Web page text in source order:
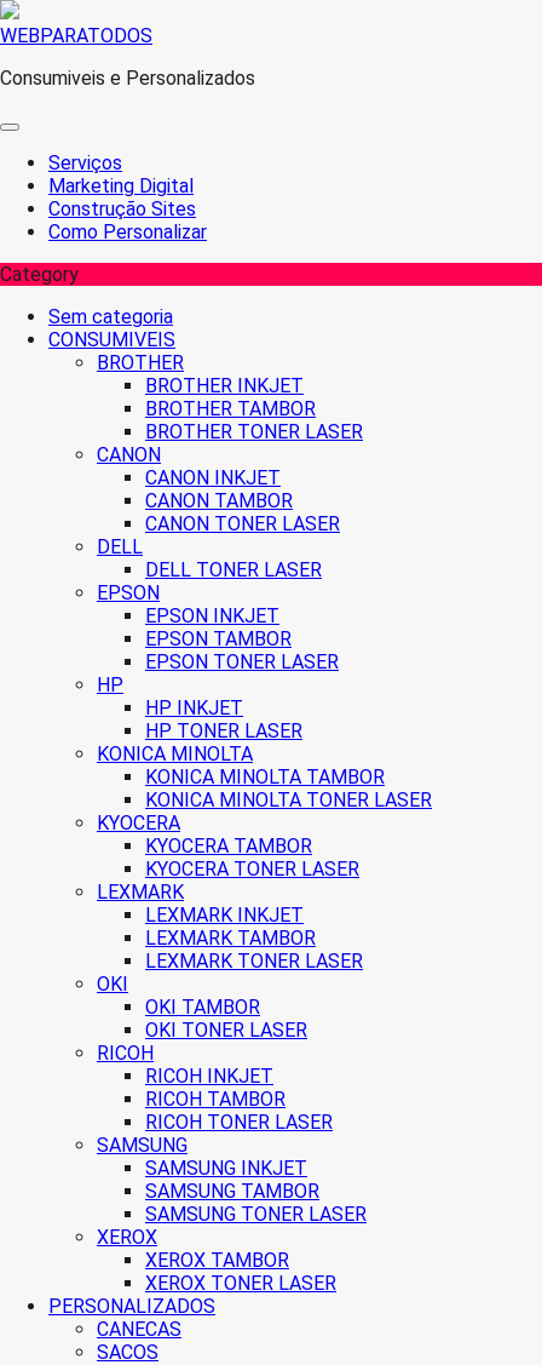
Skip
content
WEBPARATODOS
Consumiveis e Personalizados
Serviços
Marketing Digital
Construção Sites
Como Personalizar
Category
Sem categoria
CONSUMIVEIS
BROTHER
BROTHER INKJET
BROTHER TAMBOR
BROTHER TONER LASER
CANON
CANON INKJET
CANON TAMBOR
CANON TONER LASER
DELL
DELL TONER LASER
EPSON
EPSON INKJET
EPSON TAMBOR
EPSON TONER LASER
HP
HP INKJET
HP TONER LASER
KONICA MINOLTA
KONICA MINOLTA TAMBOR
KONICA MINOLTA TONER LASER
KYOCERA
KYOCERA TAMBOR
KYOCERA TONER LASER
LEXMARK
LEXMARK INKJET
LEXMARK TAMBOR
LEXMARK TONER LASER
OKI
OKI TAMBOR
OKI TONER LASER
RICOH
RICOH INKJET
RICOH TAMBOR
RICOH TONER LASER
SAMSUNG
SAMSUNG INKJET
SAMSUNG TAMBOR
SAMSUNG TONER LASER
XEROX
XEROX TAMBOR
XEROX TONER LASER
PERSONALIZADOS
CANECAS
SACOS